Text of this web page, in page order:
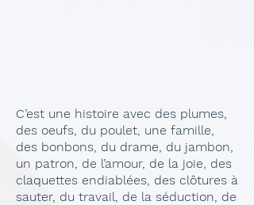
C’est une histoire avec des plumes,
des oeufs, du poulet, une famille,
des bonbons, du drame, du jambon,
un patron, de l’amour, de la joie, des
claquettes endiablées, des clôtures à
sauter, du travail, de la séduction, de